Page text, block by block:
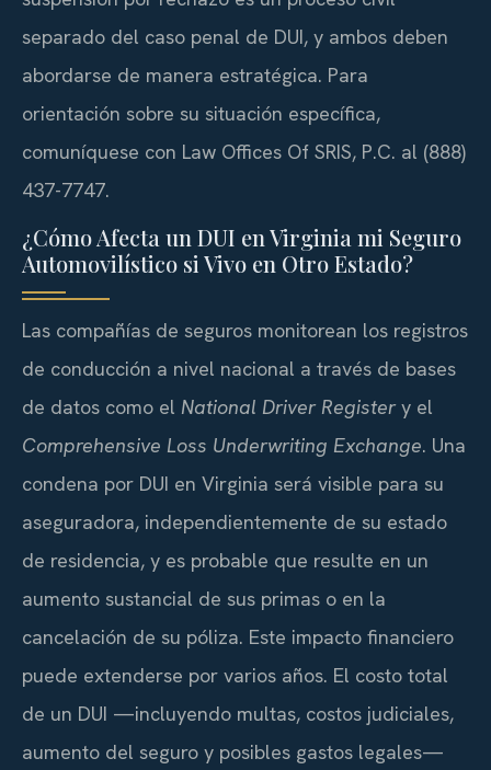
separado del caso penal de DUI, y ambos deben
abordarse de manera estratégica. Para
orientación sobre su situación específica,
comuníquese con Law Offices Of SRIS, P.C. al (888)
437-7747.
¿Cómo Afecta un DUI en Virginia mi Seguro
Automovilístico si Vivo en Otro Estado?
Las compañías de seguros monitorean los registros
de conducción a nivel nacional a través de bases
de datos como el National Driver Registery el
Comprehensive Loss Underwriting Exchange. Una
condena por DUI en Virginia será visible para su
aseguradora, independientemente de su estado
de residencia, y es probable que resulte en un
aumento sustancial de sus primas o en la
cancelación de su póliza. Este impacto financiero
puede extenderse por varios años. El costo total
de un DUI —incluyendo multas, costos judiciales,
aumento del seguro y posibles gastos legales—